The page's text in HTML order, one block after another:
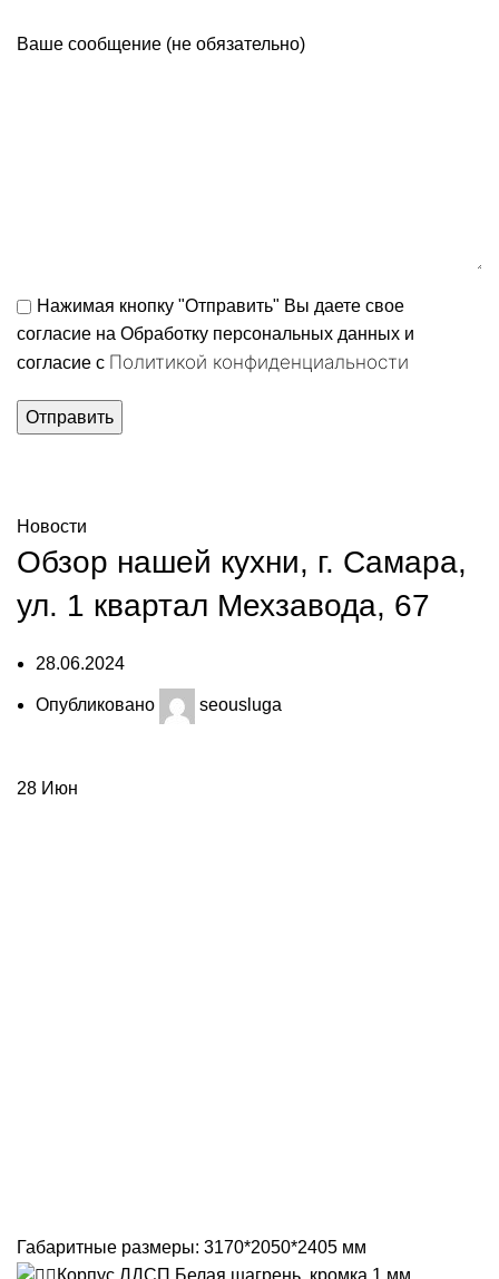
Ваше сообщение (не обязательно)
Нажимая кнопку "Отправить" Вы даете свое
согласие на Обработку персональных данных и
согласие c Политикой конфиденциальности
Новости
Обзор нашей кухни, г. Самара,
ул. 1 квартал Мехзавода, 67
28.06.2024
Опубликовано seousluga
28 Июн
Габаритные размеры: 3170*2050*2405 мм
Корпус ЛДСП Белая шагрень, кромка 1 мм